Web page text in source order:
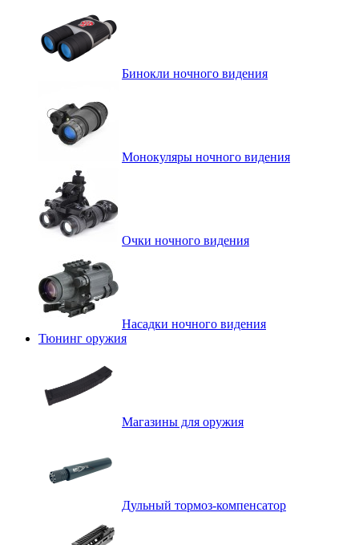
Бинокли ночного видения
Монокуляры ночного видения
Очки ночного видения
Насадки ночного видения
Тюнинг оружия
Магазины для оружия
Дульный тормоз-компенсатор